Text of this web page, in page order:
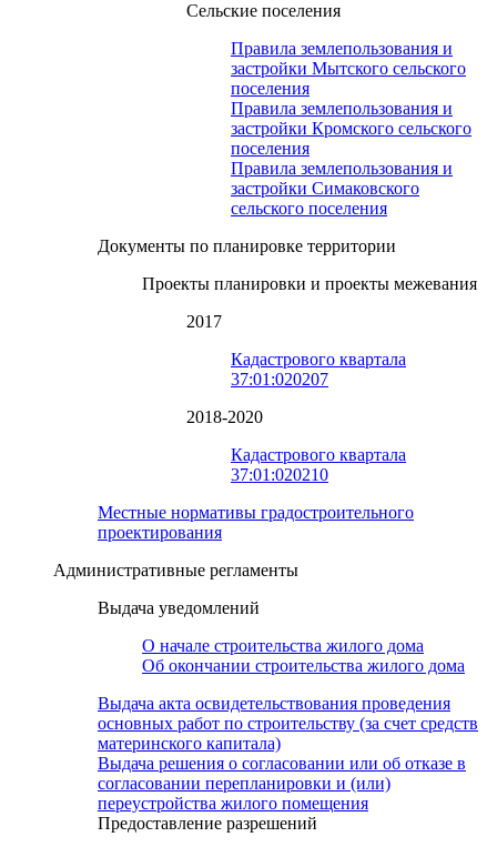
Сельские поселения
Правила землепользования и
застройки Мытского сельского
поселения
Правила землепользования и
застройки Кромского сельского
поселения
Правила землепользования и
застройки Симаковского
сельского поселения
Документы по планировке территории
Проекты планировки и проекты межевания
2017
Кадастрового квартала
37:01:020207
2018-2020
Кадастрового квартала
37:01:020210
Местные нормативы градостроительного
проектирования
Административные регламенты
Выдача уведомлений
О начале строительства жилого дома
Об окончании строительства жилого дома
Выдача акта освидетельствования проведения
основных работ по строительству (за счет средств
материнского капитала)
Выдача решения о согласовании или об отказе в
согласовании перепланировки и (или)
переустройства жилого помещения
Предоставление разрешений